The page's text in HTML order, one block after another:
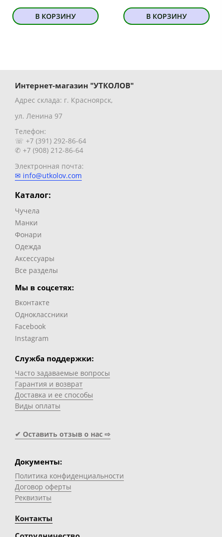
В КОРЗИНУ В КОРЗИНУ
Интернет-магазин "УТКОЛОВ"
Адрес склада: г. Красноярск,
ул. Ленина 97
Телефон:
☏ +7 (391) 292-86-64
✆ +7 (908) 212-86-64
Электронная почта:
✉ info@utkolov.com
Каталог:
Чучела
Манки
Фонари
Одежда
Аксессуары
Все разделы
Мы в соцсетях:
Вконтакте
Одноклассники
Facebook
Instagram
Служба поддержки:
Часто задаваемые вопросы
Гарантия и возврат
Доставка и ее способы
Виды оплаты
✔ Оставить отзыв о нас ⇨
Документы:
Политика конфиденциальности
Договор оферты
Реквизиты
Контакты